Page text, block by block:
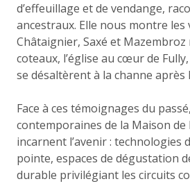
d’effeuillage et de vendange,
ancestraux. Elle nous montre les
Châtaignier, Saxé et Mazembroz
coteaux, l’église au cœur de
se désaltèrent à la channe après
Face à ces témoignages du
contemporaines de la Maison de
incarnent l’avenir : technologies
pointe, espaces de dégustation
durable privilégiant les circuits